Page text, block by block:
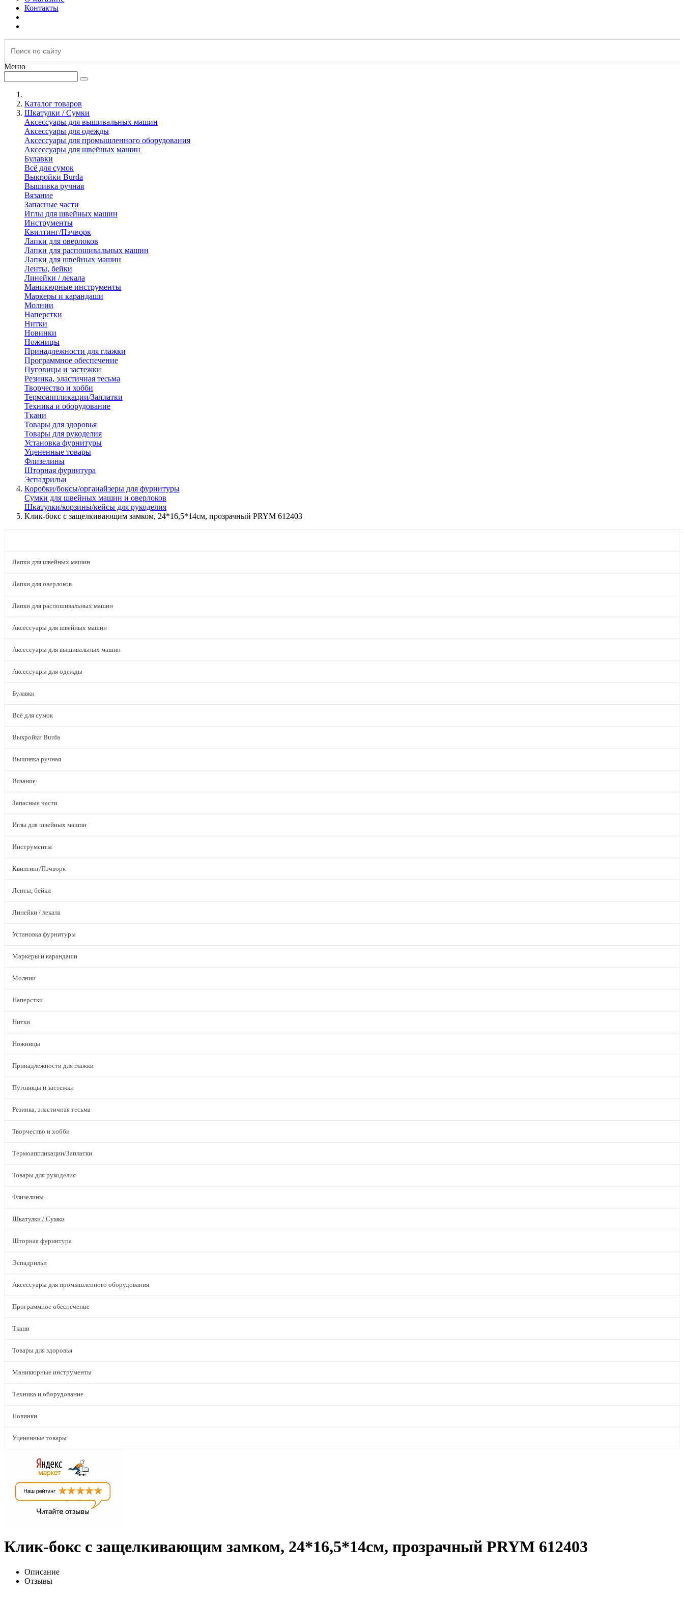
Контакты
Меню
Каталог товаров
Шкатулки / Сумки
Аксессуары для вышивальных машин
Аксессуары для одежды
Аксессуары для промышленного оборудования
Аксессуары для швейных машин
Булавки
Всё для сумок
Выкройки Burda
Вышивка ручная
Вязание
Запасные части
Иглы для швейных машин
Инструменты
Квилтинг/Пэчворк
Лапки для оверлоков
Лапки для распошивальных машин
Лапки для швейных машин
Ленты, бейки
Линейки / лекала
Маникюрные инструменты
Маркеры и карандаши
Молнии
Наперстки
Нитки
Новинки
Ножницы
Принадлежности для глажки
Программное обеспечение
Пуговицы и застежки
Резинка, эластичная тесьма
Творчество и хобби
Термоаппликации/Заплатки
Техника и оборудование
Ткани
Товары для здоровья
Товары для рукоделия
Установка фурнитуры
Уцененные товары
Флизелины
Шторная фурнитура
Эспадрильи
Коробки/боксы/органайзеры для фурнитуры
Сумки для швейных машин и оверлоков
Шкатулки/корзины/кейсы для рукоделия
Клик-бокс с защелкивающим замком, 24*16,5*14см, прозрачный PRYM 612403
Лапки для швейных машин
Лапки для оверлоков
Лапки для распошивальных машин
Аксессуары для швейных машин
Аксессуары для вышивальных машин
Аксессуары для одежды
Булавки
Всё для сумок
Выкройки Burda
Вышивка ручная
Вязание
Запасные части
Иглы для швейных машин
Инструменты
Квилтинг/Пэчворк
Ленты, бейки
Линейки / лекала
Установка фурнитуры
Маркеры и карандаши
Молнии
Наперстки
Нитки
Ножницы
Принадлежности для глажки
Пуговицы и застежки
Резинка, эластичная тесьма
Творчество и хобби
Термоаппликации/Заплатки
Товары для рукоделия
Флизелины
Шкатулки / Сумки
Шторная фурнитура
Эспадрильи
Аксессуары для промышленного оборудования
Программное обеспечение
Ткани
Товары для здоровья
Маникюрные инструменты
Техника и оборудование
Новинки
Уцененные товары
Клик-бокс с защелкивающим замком, 24*16,5*14см, прозрачный PRYM 612403
Описание
Отзывы